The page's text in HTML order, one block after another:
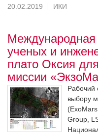
20.02.2019 ИКИ
Международная
ученых и
плато Оксия
миссии
Рабочий
выбору
Group,